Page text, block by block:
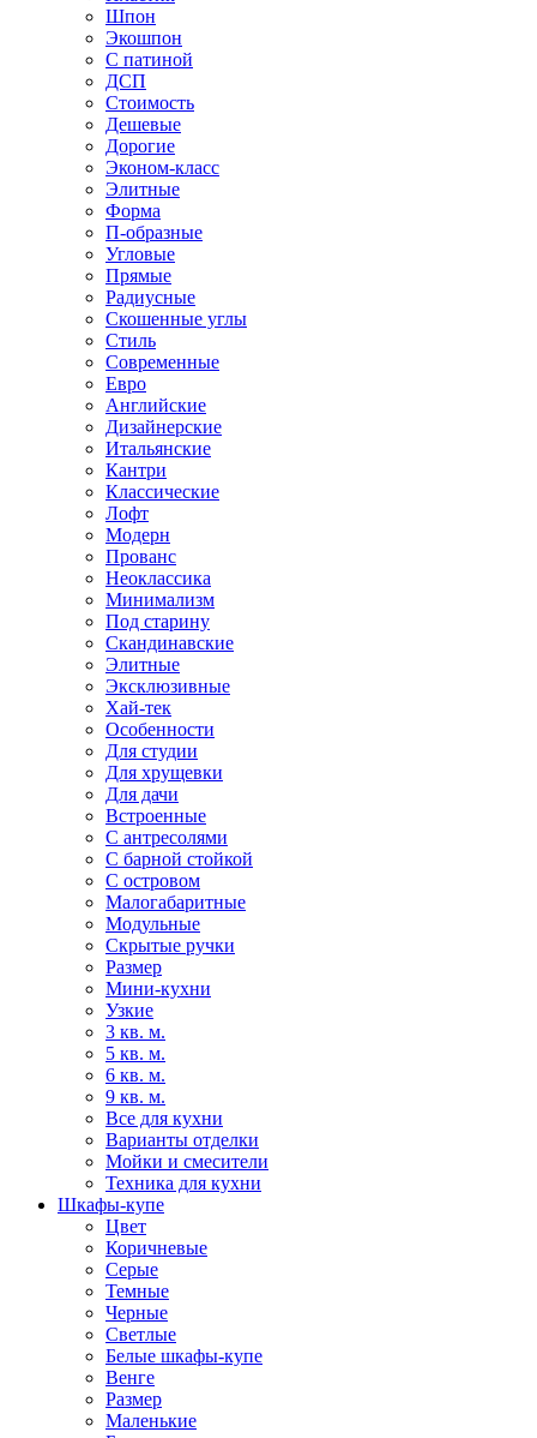
Шпон
Экошпон
С патиной
ДСП
Стоимость
Дешевые
Дорогие
Эконом-класс
Элитные
Форма
П-образные
Угловые
Прямые
Радиусные
Скошенные углы
Стиль
Современные
Евро
Английские
Дизайнерские
Итальянские
Кантри
Классические
Лофт
Модерн
Прованс
Неоклассика
Минимализм
Под старину
Скандинавские
Элитные
Эксклюзивные
Хай-тек
Особенности
Для студии
Для хрущевки
Для дачи
Встроенные
С антресолями
С барной стойкой
С островом
Малогабаритные
Модульные
Скрытые ручки
Размер
Мини-кухни
Узкие
3 кв. м.
5 кв. м.
6 кв. м.
9 кв. м.
Все для кухни
Варианты отделки
Мойки и смесители
Техника для кухни
Шкафы-купе
Цвет
Коричневые
Серые
Темные
Черные
Светлые
Белые шкафы-купе
Венге
Размер
Маленькие